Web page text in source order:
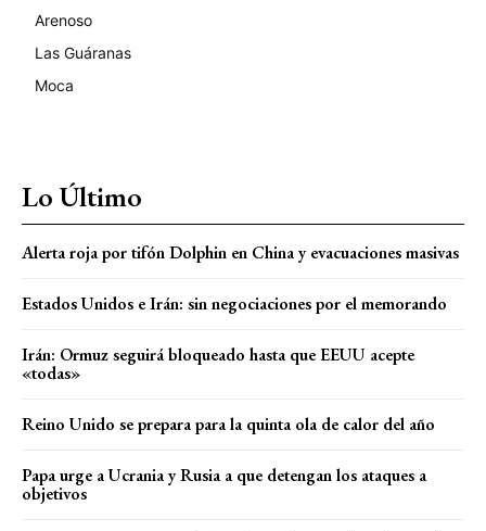
Arenoso
Las Guáranas
Moca
Lo Último
Alerta roja por tifón Dolphin en China y evacuaciones masivas
Estados Unidos e Irán: sin negociaciones por el memorando
Irán: Ormuz seguirá bloqueado hasta que EEUU acepte
«todas»
Reino Unido se prepara para la quinta ola de calor del año
Papa urge a Ucrania y Rusia a que detengan los ataques a
objetivos